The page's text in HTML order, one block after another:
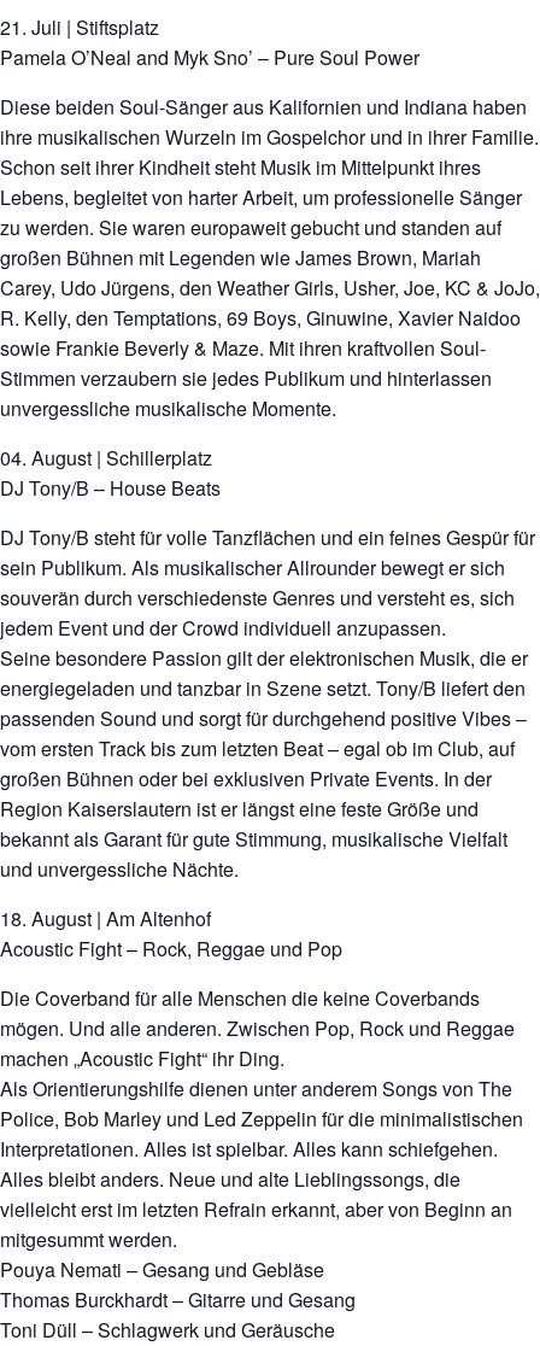
21. Juli | Stiftsplatz
Pamela O’Neal and Myk Sno’ – Pure Soul Power
Diese beiden Soul-Sänger aus Kalifornien und Indiana haben
ihre musikalischen Wurzeln im Gospelchor und in ihrer Familie.
Schon seit ihrer Kindheit steht Musik im Mittelpunkt ihres
Lebens, begleitet von harter Arbeit, um professionelle Sänger
zu werden. Sie waren europaweit gebucht und standen auf
großen Bühnen mit Legenden wie James Brown, Mariah
Carey, Udo Jürgens, den Weather Girls, Usher, Joe, KC & JoJo,
R. Kelly, den Temptations, 69 Boys, Ginuwine, Xavier Naidoo
sowie Frankie Beverly & Maze. Mit ihren kraftvollen Soul-
Stimmen verzaubern sie jedes Publikum und hinterlassen
unvergessliche musikalische Momente.
04. August | Schillerplatz
DJ Tony/B – House Beats
DJ Tony/B steht für volle Tanzflächen und ein feines Gespür für
sein Publikum. Als musikalischer Allrounder bewegt er sich
souverän durch verschiedenste Genres und versteht es, sich
jedem Event und der Crowd individuell anzupassen.
Seine besondere Passion gilt der elektronischen Musik, die er
energiegeladen und tanzbar in Szene setzt. Tony/B liefert den
passenden Sound und sorgt für durchgehend positive Vibes –
vom ersten Track bis zum letzten Beat – egal ob im Club, auf
großen Bühnen oder bei exklusiven Private Events. In der
Region Kaiserslautern ist er längst eine feste Größe und
bekannt als Garant für gute Stimmung, musikalische Vielfalt
und unvergessliche Nächte.
18. August | Am Altenhof
Acoustic Fight – Rock, Reggae und Pop
Die Coverband für alle Menschen die keine Coverbands
mögen. Und alle anderen. Zwischen Pop, Rock und Reggae
machen „Acoustic Fight“ ihr Ding.
Als Orientierungshilfe dienen unter anderem Songs von The
Police, Bob Marley und Led Zeppelin für die minimalistischen
Interpretationen. Alles ist spielbar. Alles kann schiefgehen.
Alles bleibt anders. Neue und alte Lieblingssongs, die
vielleicht erst im letzten Refrain erkannt, aber von Beginn an
mitgesummt werden.
Pouya Nemati – Gesang und Gebläse
Thomas Burckhardt – Gitarre und Gesang
Toni Düll – Schlagwerk und Geräusche